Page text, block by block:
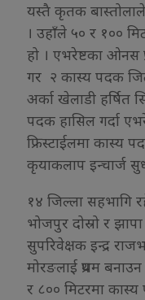
यस्तै कृतक
। उहाँले ५० र १००
हो । एभरेष्टका ओनस
गर २ कास्य पदक
अर्का खेलाडी हर्षित
पदक हासिल गर्दा
फ्रिस्टाईलमा कास्य
कृयाकलाप इन्चार्ज
१४ जिल्ला सहभागि
भोजपुर दोस्रो र
सुपरिवेक्षक इन्द्र
मोरङलाई प्रथम
र ८०० मिटरमा